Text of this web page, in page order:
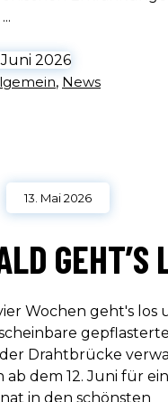
Juni 2026
, News
13. Mai 2026
GEHT’S
Wochen geht's los
Drahtbrücke
ab dem 12. Juni für
in den schönsten